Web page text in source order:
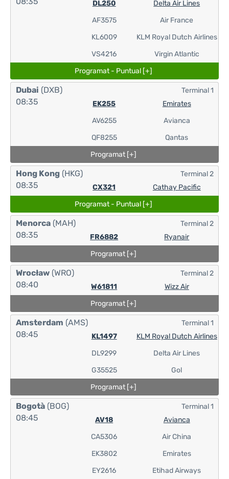
DL250
AF3575
KL6009
VS4216
Delta Air Lines
Air France
KLM Royal Dutch Airlines
Virgin Atlantic
Programat - Puntual [+]
Dubai (DXB)
08:35
EK255
AV6255
QF8255
Emirates
Avianca
Qantas
Terminal 1
Programat [+]
Hong Kong (HKG)
08:35
CX321 Cathay Pacific
Terminal 2
Programat - Puntual [+]
Menorca (MAH)
08:35
FR6882 Ryanair
Terminal 2
Programat [+]
Wrocław (WRO)
08:40
W61811 Wizz Air
Terminal 2
Programat [+]
Amsterdam (AMS)
08:45
KL1497
DL9299
G35525
KLM Royal Dutch Airlines
Delta Air Lines
Gol
Terminal 1
Programat [+]
Bogotà (BOG)
08:45
AV18
CA5306
EK3802
EY2616
Avianca
Air China
Emirates
Etihad Airways
Terminal 1